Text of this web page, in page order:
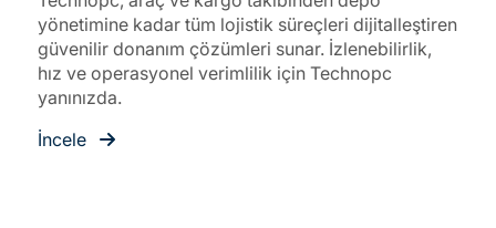
yönetimine kadar tüm lojistik süreçleri dijitalleştiren
güvenilir donanım çözümleri sunar. İzlenebilirlik,
hız ve operasyonel verimlilik için Technopc
yanınızda.
İncele